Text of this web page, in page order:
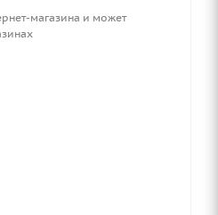
магазина и может